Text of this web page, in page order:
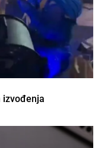
izvođenja